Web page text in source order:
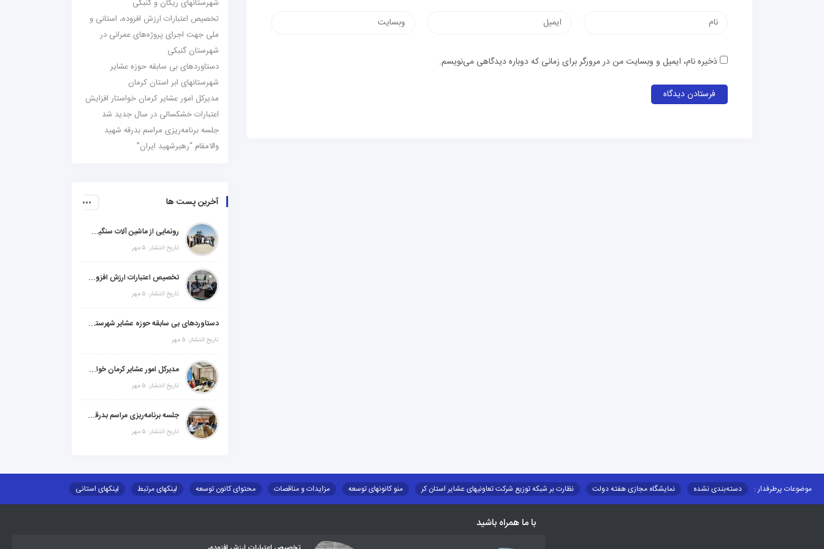
پست
وب‌سایت
ذخیره نام، ایمیل و وبسایت من در مرورگر برای زمانی که دوباره دیدگاهی می‌نویسم.
شهرستانهای ریگان و گنبکی
تخصیص اعتبارات ارزش افزوده، استانی و
ملی جهت اجرای پروژه‌های عمرانی در
شهرستان گنبکی
دستاوردهای بی سابقه حوزه عشایر
شهرستانهای ابر استان کرمان
مدیرکل امور عشایر کرمان خواستار افزایش
اعتبارات خشکسالی در سال جدید شد
جلسه برنامه‌ریزی مراسم بدرقه شهید
والامقام “رهبرشهید ایران”
آخرین پست ها
رونمایی از ماشین آلات سنگین راهسازی در شهرستانهای ریگان و گنبکی
تاریخ انتشار: ۵ مهر
تخصیص اعتبارات ارزش افزوده، استانی و ملی جهت اجرای پروژه‌های عمرانی در شهرستان گنبکی
تاریخ انتشار: ۵ مهر
دستاوردهای بی سابقه حوزه عشایر شهرستانهای ابر استان کرمان
تاریخ انتشار: ۵ مهر
مدیرکل امور عشایر کرمان خواستار افزایش اعتبارات خشکسالی در سال جدید شد
تاریخ انتشار: ۵ مهر
جلسه برنامه‌ریزی مراسم بدرقه شهید والامقام "رهبرشهید ایران"
تاریخ انتشار: ۵ مهر
موضوعات پرطرفدار : دسته‌بندی نشده نمایشگاه مجازی هفته دولت نظارت بر شبکه توزیع شرکت تعاونیهای عشایر استان کر منو کانونهای توسعه مزایدات و مناقصات محتوای کانون توسعه لینکهای مرتبط
لینکهای استانی
با ما همراه باشید